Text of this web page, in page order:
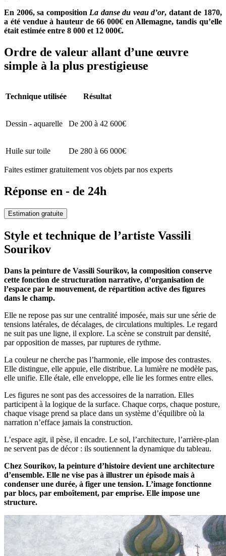
En 2006, sa composition La danse du veau d’or, datant de 1870,
a été vendue à hauteur de 66 000€ en Allemagne, tandis qu’elle
était estimée entre 8 000 et 12 000€.
Ordre de valeur allant d’une œuvre
simple à la plus prestigieuse
Technique utilisée Résultat
Dessin - aquarelle De 200 à 42 600€
Huile sur toile De 280 à 66 000€
Faites estimer gratuitement vos objets par nos experts
Réponse en - de 24h
Estimation gratuite
Style et technique de l’artiste Vassili
Sourikov
Dans la peinture de Vassili Sourikov, la composition conserve
cette fonction de structuration narrative, d’organisation de
l’espace par le mouvement, de répartition active des figures
dans le champ.
Elle ne repose pas sur une centralité imposée, mais sur une série de
tensions latérales, de décalages, de circulations multiples. Le regard
ne suit pas une ligne, il explore. La scène se construit par densité,
par opposition de masses, par ruptures de rythme.
La couleur ne cherche pas l’harmonie, elle impose des contrastes.
Elle distingue, elle appuie, elle distribue. La lumière ne modèle pas,
elle unifie. Elle étale, elle enveloppe, elle lie les formes entre elles.
Les figures ne sont pas des accessoires de la narration. Elles
participent à la logique de la surface. Chaque corps, chaque posture,
chaque visage prend sa place dans un système d’équilibre où la
narration n’efface jamais la construction.
L’espace agit, il pèse, il encadre. Le sol, l’architecture, l’arrière-plan
ne servent pas de décor : ils soutiennent la dynamique du tableau.
Chez Sourikov, la peinture d’histoire devient une architecture
d’ensemble. Elle ne vise pas à illustrer un épisode mais à
condenser une durée, à figer une tension. L’image fonctionne
par blocs, par emboîtement, par emprise. Elle impose une
structure.